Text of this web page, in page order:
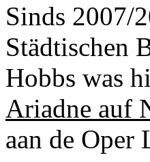
Sinds 2007/
Städtischen
Hobbs was
Ariadne auf
aan de Oper